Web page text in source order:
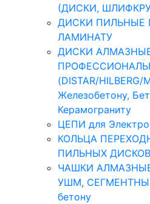
(ДИСКИ,
ДИСКИ ПИЛЬНЫЕ
ЛАМИНАТУ
ДИСКИ
(DISTAR/HILBERG/
Железобетону,
Керамограниту
ЦЕПИ для
КОЛЬЦА
ПИЛЬНЫХ ДИСКОВ
ЧАШКИ
УШМ,
бетону